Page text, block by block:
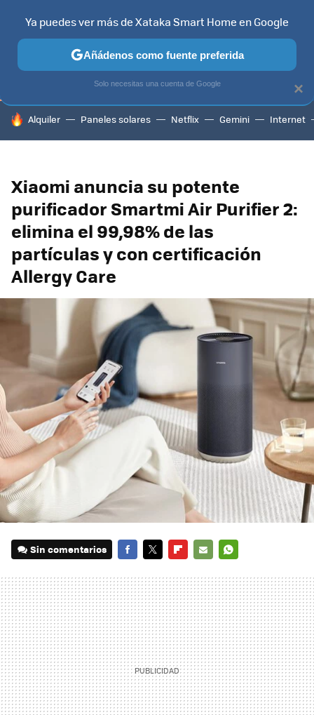
TELEVISORES CONTENIDOS SMART TV SELECCIÓN
HOY SE HABLA DE
Alquiler Paneles solares Netflix Gemini Internet
Xiaomi anuncia su potente
purificador Smartmi Air Purifier 2:
elimina el 99,98% de las
partículas y con certificación
Allergy Care
Sin comentarios
MAIL
×
Ya puedes ver más de Xataka Smart Home en Google
Añádenos como fuente preferida
Solo necesitas una cuenta de Google